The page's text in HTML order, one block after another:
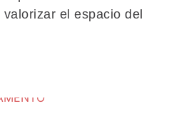
el espacio del